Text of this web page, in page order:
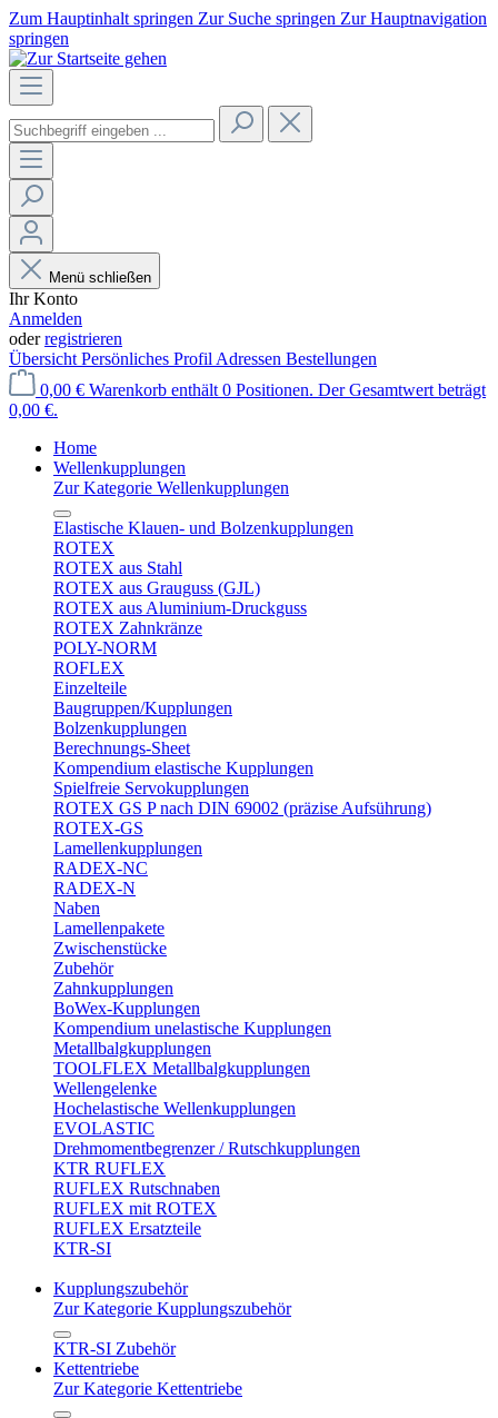
Zum Hauptinhalt springen Zur Suche springen Zur Hauptnavigation
springen
Menü schließen
Ihr Konto
Anmelden
oderregistrieren
Übersicht Persönliches Profil Adressen Bestellungen
0,00 € Warenkorb enthält 0 Positionen. Der Gesamtwert beträgt
0,00 €.
Home
Wellenkupplungen
Zur Kategorie Wellenkupplungen
Elastische Klauen- und Bolzenkupplungen
ROTEX
ROTEX aus Stahl
ROTEX aus Grauguss (GJL)
ROTEX aus Aluminium-Druckguss
ROTEX Zahnkränze
POLY-NORM
ROFLEX
Einzelteile
Baugruppen/Kupplungen
Bolzenkupplungen
Berechnungs-Sheet
Kompendium elastische Kupplungen
Spielfreie Servokupplungen
ROTEX GS P nach DIN 69002 (präzise Aufsührung)
ROTEX-GS
Lamellenkupplungen
RADEX-NC
RADEX-N
Naben
Lamellenpakete
Zwischenstücke
Zubehör
Zahnkupplungen
BoWex-Kupplungen
Kompendium unelastische Kupplungen
Metallbalgkupplungen
TOOLFLEX Metallbalgkupplungen
Wellengelenke
Hochelastische Wellenkupplungen
EVOLASTIC
Drehmomentbegrenzer / Rutschkupplungen
KTR RUFLEX
RUFLEX Rutschnaben
RUFLEX mit ROTEX
RUFLEX Ersatzteile
KTR-SI
Kupplungszubehör
Zur Kategorie Kupplungszubehör
KTR-SI Zubehör
Kettentriebe
Zur Kategorie Kettentriebe